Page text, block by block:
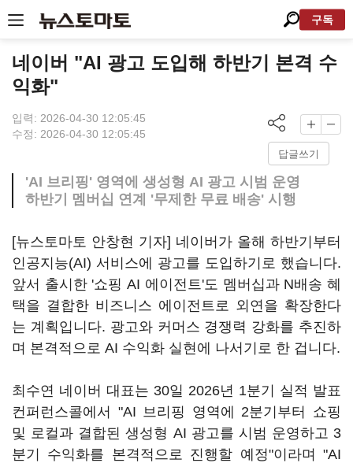
구독
네이버 "AI 광고 도입해 하반기 본격 수
익화"
입력: 2026-04-30 12:05:45
수정: 2026-04-30 12:05:45
답글쓰기
'AI 브리핑' 영역에 생성형 AI 광고 시범 운영
하반기 멤버십 연계 '무제한 무료 배송' 시행
[뉴스토마토 안창현 기자] 네이버가 올해 하반기부터
인공지능(AI) 서비스에 광고를 도입하기로 했습니다.
앞서 출시한 '쇼핑 AI 에이전트'도 멤버십과 N배송 혜
택을 결합한 비즈니스 에이전트로 외연을 확장한다
는 계획입니다. 광고와 커머스 경쟁력 강화를 추진하
며 본격적으로 AI 수익화 실현에 나서기로 한 겁니다.
최수연 네이버 대표는 30일 2026년 1분기 실적 발표
컨퍼런스콜에서 "AI 브리핑 영역에 2분기부터 쇼핑
및 로컬과 결합된 생성형 AI 광고를 시범 운영하고 3
분기 수익화를 본격적으로 진행할 예정"이라며 "AI